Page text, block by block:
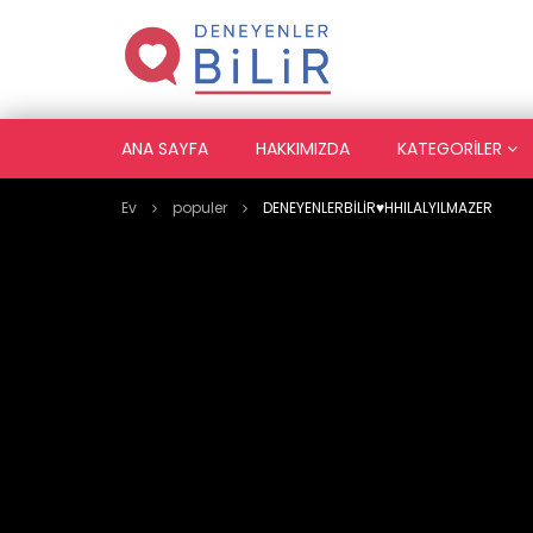
ANA SAYFA HAKKIMIZDA KATEGORILER
Ev populer DENEYENLERBİLİR♥️HHILALYILMAZER